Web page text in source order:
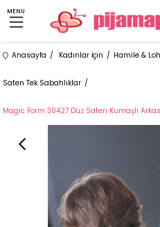
MENU
Anasayfa Kadınlar İçin Hamile &
Saten Tek Sabahlıklar
Magic Form 30427 Düz Saten Kumaşlı